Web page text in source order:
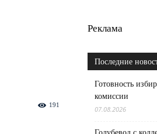
191
Реклама
Последние
Готовность
комиссии
07.08.2026